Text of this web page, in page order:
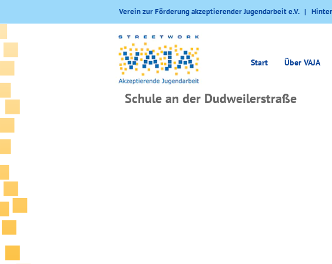
Verein zur Förderung akzeptierender Jugendarbeit e.V. |
Start Über VAJA
Schule an der Dudweilerstraße